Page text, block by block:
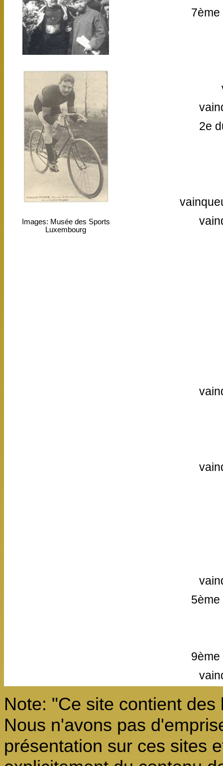
Images: Musée des Sports
Luxembourg
7ème
2e
5ème
9ème
Note: "Ce site contient
Nous n'avons pas
présentation sur ces sites